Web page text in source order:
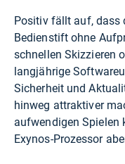
Positiv fällt auf, dass
Bedienstift ohne
schnellen Skizzieren
langjährige
Sicherheit und
hinweg attraktiver
aufwendigen Spielen
Exynos-Prozessor